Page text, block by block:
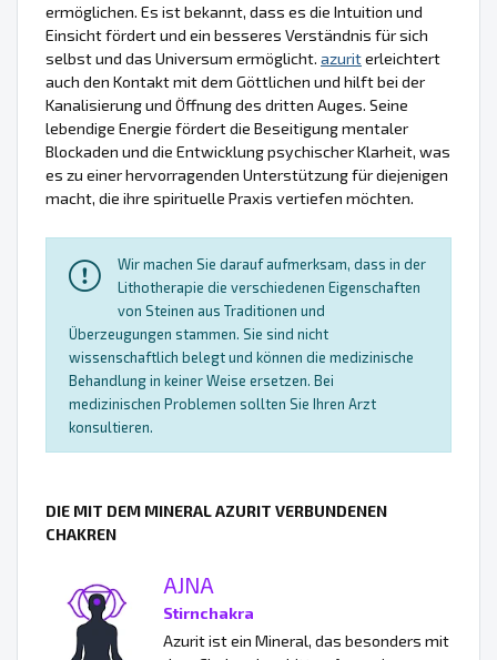
ermöglichen. Es ist bekannt, dass es die Intuition und
Einsicht fördert und ein besseres Verständnis für sich
selbst und das Universum ermöglicht. azuriterleichtert
auch den Kontakt mit dem Göttlichen und hilft bei der
Kanalisierung und Öffnung des dritten Auges. Seine
lebendige Energie fördert die Beseitigung mentaler
Blockaden und die Entwicklung psychischer Klarheit, was
es zu einer hervorragenden Unterstützung für diejenigen
macht, die ihre spirituelle Praxis vertiefen möchten.
Wir machen Sie darauf aufmerksam, dass in der
Lithotherapie die verschiedenen Eigenschaften
von Steinen aus Traditionen und
Überzeugungen stammen. Sie sind nicht
wissenschaftlich belegt und können die medizinische
Behandlung in keiner Weise ersetzen. Bei
medizinischen Problemen sollten Sie Ihren Arzt
konsultieren.
DIE MIT DEM MINERAL AZURIT VERBUNDENEN
CHAKREN
AJNA
Stirnchakra
Azurit ist ein Mineral, das besonders mit